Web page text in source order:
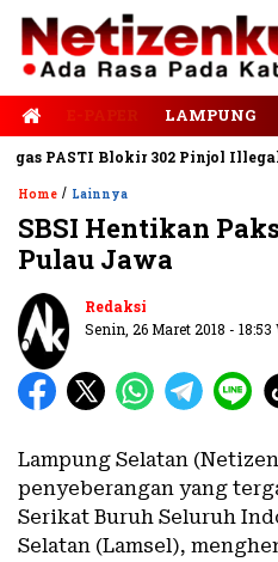
LAMPUNG
PASTI Blokir 302 Pinjol Illegal
Home / Lainnya
SBSI Hentikan
Pulau Jawa
Redaksi
Senin, 26 Maret 2018 - 18:53
Lampung Selatan
penyeberangan yang
Serikat Buruh Seluruh
Selatan (Lamsel),